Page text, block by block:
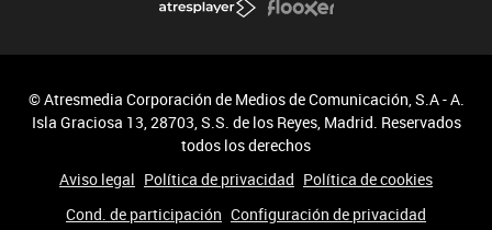
© Atresmedia Corporación de Medios de Comunicación, S.A - A.
Isla Graciosa 13, 28703, S.S. de los Reyes, Madrid. Reservados
todos los derechos
Aviso legal Política de privacidad Política de cookies
Cond. de participación Configuración de privacidad